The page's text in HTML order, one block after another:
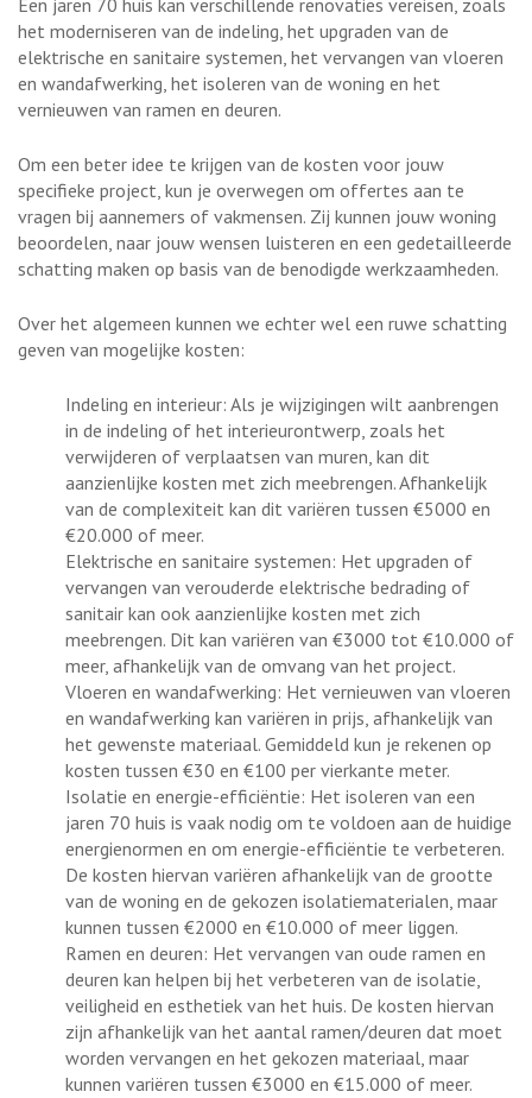
Een jaren 70 huis kan verschillende renovaties vereisen, zoals
het moderniseren van de indeling, het upgraden van de
elektrische en sanitaire systemen, het vervangen van vloeren
en wandafwerking, het isoleren van de woning en het
vernieuwen van ramen en deuren.
Om een beter idee te krijgen van de kosten voor jouw
specifieke project, kun je overwegen om offertes aan te
vragen bij aannemers of vakmensen. Zij kunnen jouw woning
beoordelen, naar jouw wensen luisteren en een gedetailleerde
schatting maken op basis van de benodigde werkzaamheden.
Over het algemeen kunnen we echter wel een ruwe schatting
geven van mogelijke kosten:
Indeling en interieur: Als je wijzigingen wilt aanbrengen
in de indeling of het interieurontwerp, zoals het
verwijderen of verplaatsen van muren, kan dit
aanzienlijke kosten met zich meebrengen. Afhankelijk
van de complexiteit kan dit variëren tussen €5000 en
€20.000 of meer.
Elektrische en sanitaire systemen: Het upgraden of
vervangen van verouderde elektrische bedrading of
sanitair kan ook aanzienlijke kosten met zich
meebrengen. Dit kan variëren van €3000 tot €10.000 of
meer, afhankelijk van de omvang van het project.
Vloeren en wandafwerking: Het vernieuwen van vloeren
en wandafwerking kan variëren in prijs, afhankelijk van
het gewenste materiaal. Gemiddeld kun je rekenen op
kosten tussen €30 en €100 per vierkante meter.
Isolatie en energie-efficiëntie: Het isoleren van een
jaren 70 huis is vaak nodig om te voldoen aan de huidige
energienormen en om energie-efficiëntie te verbeteren.
De kosten hiervan variëren afhankelijk van de grootte
van de woning en de gekozen isolatiematerialen, maar
kunnen tussen €2000 en €10.000 of meer liggen.
Ramen en deuren: Het vervangen van oude ramen en
deuren kan helpen bij het verbeteren van de isolatie,
veiligheid en esthetiek van het huis. De kosten hiervan
zijn afhankelijk van het aantal ramen/deuren dat moet
worden vervangen en het gekozen materiaal, maar
kunnen variëren tussen €3000 en €15.000 of meer.